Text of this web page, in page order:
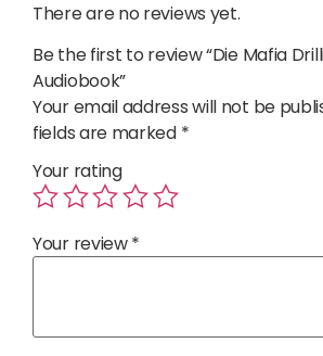
There are no reviews yet.
Be the first to review “Die Mafia
Audiobook”
Your email address will not be
fields are marked *
Your rating
Your review*